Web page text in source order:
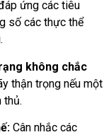
ứng các tiêu
số các thực thể
không chắc
thận trọng nếu một
thủ.
Cân nhắc các